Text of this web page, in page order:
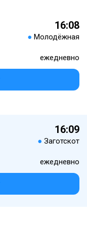
16:08
● Молодёжная
ежедневно
16:09
● Заготскот
ежедневно